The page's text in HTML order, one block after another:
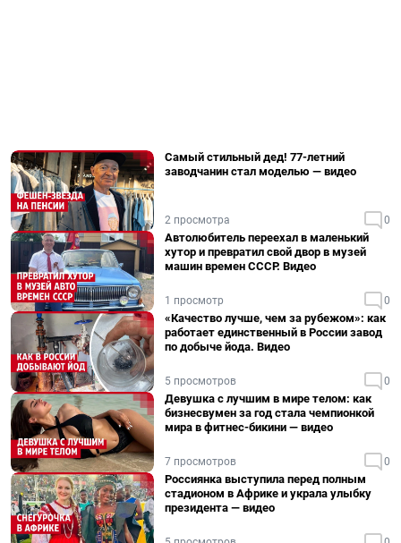
Самый стильный дед! 77-летний
заводчанин стал моделью — видео
2 просмотра 0
Автолюбитель переехал в маленький
хутор и превратил свой двор в музей
машин времен СССР. Видео
1 просмотр 0
«Качество лучше, чем за рубежом»: как
работает единственный в России завод
по добыче йода. Видео
5 просмотров 0
Девушка с лучшим в мире телом: как
бизнесвумен за год стала чемпионкой
мира в фитнес-бикини — видео
7 просмотров 0
Россиянка выступила перед полным
стадионом в Африке и украла улыбку
президента — видео